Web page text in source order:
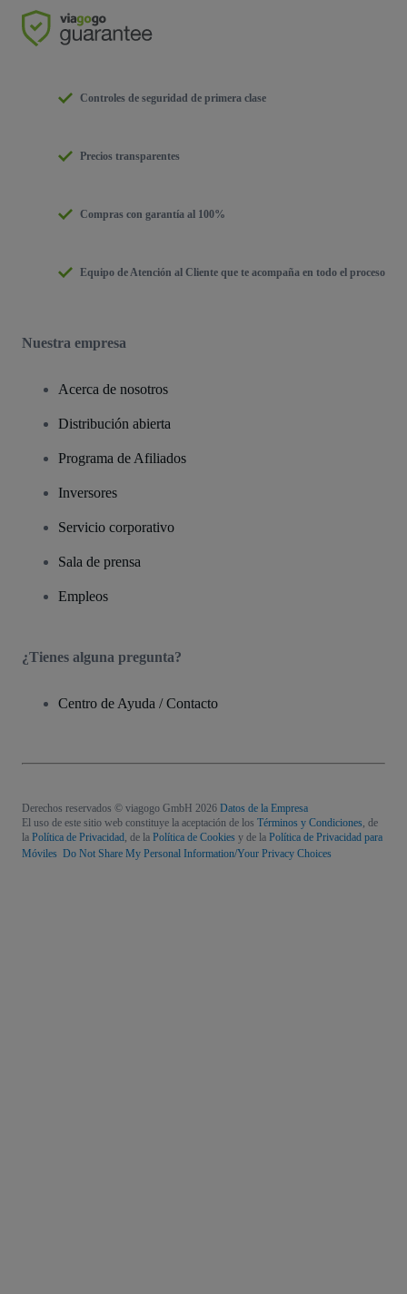
Controles de seguridad de primera clase
Precios transparentes
Compras con garantía al 100%
Equipo de Atención al Cliente que te acompaña en todo el proceso
Nuestra empresa
Acerca de nosotros
Distribución abierta
Programa de Afiliados
Inversores
Servicio corporativo
Sala de prensa
Empleos
¿Tienes alguna pregunta?
Centro de Ayuda / Contacto
Derechos reservados © viagogo GmbH 2026 Datos de la Empresa
El uso de este sitio web constituye la aceptación de los Términos y Condiciones, de
la Política de Privacidad, de la Política de Cookies y de la Política de Privacidad para
Móviles Do Not Share My Personal Information/Your Privacy Choices